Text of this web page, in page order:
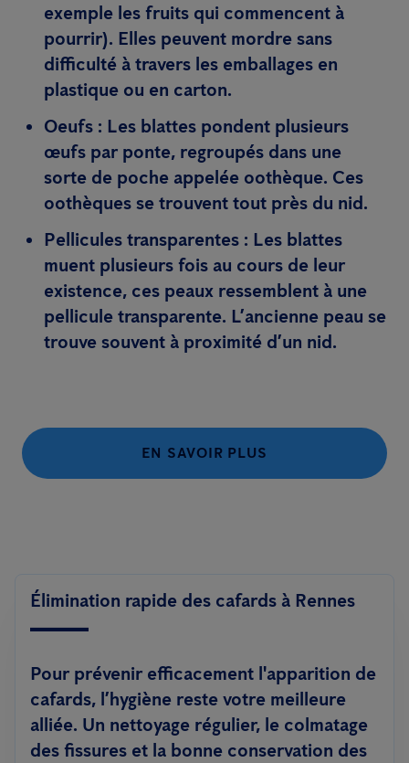
exemple les fruits qui commencent à
pourrir). Elles peuvent mordre sans
difficulté à travers les emballages en
plastique ou en carton.
Oeufs : Les blattes pondent plusieurs
œufs par ponte, regroupés dans une
sorte de poche appelée oothèque. Ces
oothèques se trouvent tout près du nid.
Pellicules transparentes : Les blattes
muent plusieurs fois au cours de leur
existence, ces peaux ressemblent à une
pellicule transparente. L’ancienne peau se
trouve souvent à proximité d’un nid.
EN SAVOIR PLUS
Élimination rapide des cafards à Rennes
Pour prévenir efficacement l'apparition de
cafards, l’hygiène reste votre meilleure
alliée. Un nettoyage régulier, le colmatage
des fissures et la bonne conservation des